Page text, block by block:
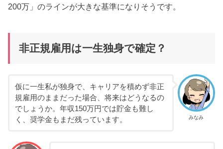
200万」のラインが大きな基準になりそうです。
非正規雇用は一生独身で確定？
みなみ
仮に一生私が独身で、キャリアを積めず非正
規雇用のままだった場合、将来はどうなるの
でしょうか。年収150万円では貯金も難し
く、奨学金もまだ残っています。